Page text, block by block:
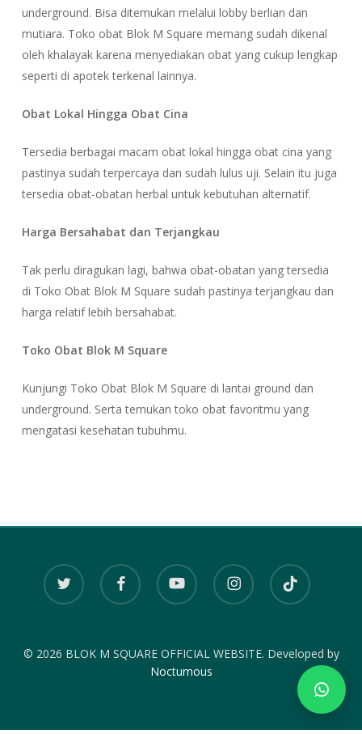
underground. Bisa ditemukan melalui lobby berlian dan
mutiara. Toko obat Blok M Square memang sudah dikenal
oleh khalayak karena menyediakan obat yang cukup lengkap
seperti di apotek terkenal lainnya.
Obat Lokal Hingga Obat Cina
Tersedia berbagai macam obat lokal hingga obat cina yang
pastinya sudah terpercaya dan sudah lulus uji. Selain itu juga
tersedia obat-obatan herbal untuk kebutuhan alternatif.
Harga Bersahabat dan Terjangkau
Tak perlu diragukan lagi, bahwa obat-obatan yang tersedia
di Toko Obat Blok M Square sudah pastinya terjangkau dan
harga relatif lebih bersahabat.
Toko Obat Blok M Square
Kunjungi Toko Obat Blok M Square di lantai ground dan
underground. Serta temukan toko obat favoritmu yang
mengatasi kesehatan tubuhmu.
twitter facebook youtube instagram tiktok
© 2026 BLOK M SQUARE OFFICIAL WEBSITE. Developed by
Nocturnous